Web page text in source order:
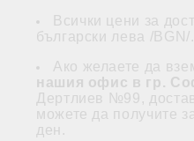
Всички цени за
български лева /BGN/.
Ако желаете да
нашия офис в гр.
Дертлиев №99,
можете да получите
ден.